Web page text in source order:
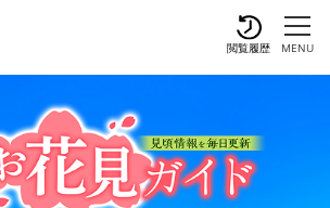
MENU
閲覧履歴